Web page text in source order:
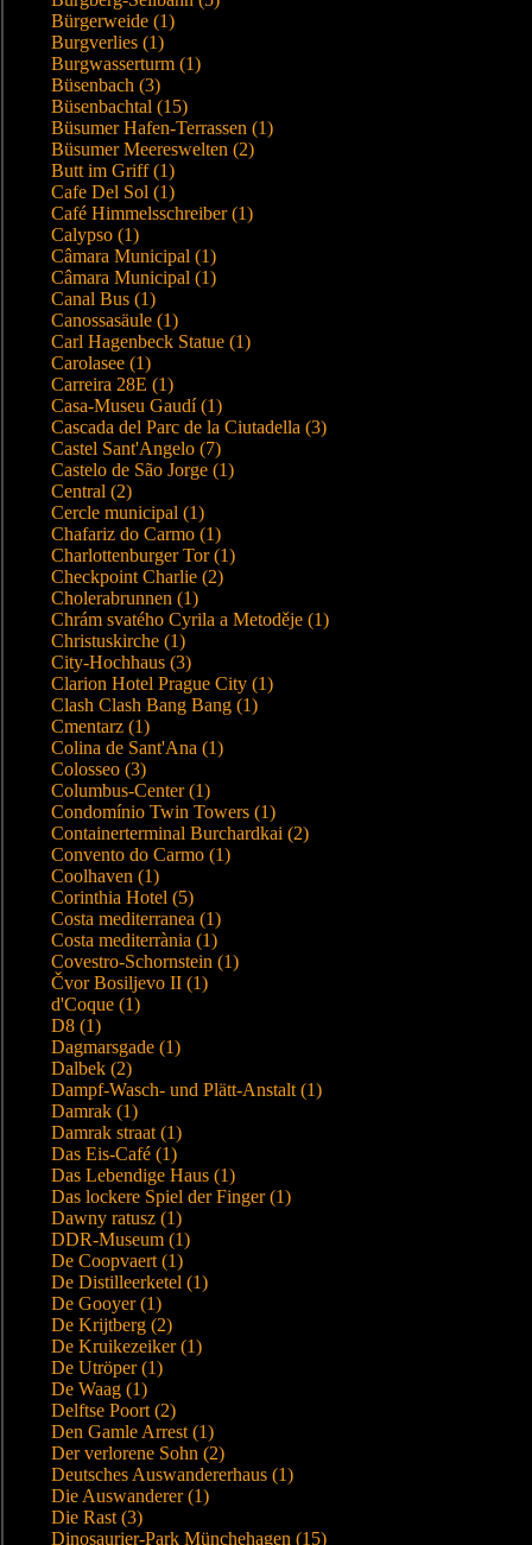
Bürgerweide (1)
Burgverlies (1)
Burgwasserturm (1)
Büsenbach (3)
Büsenbachtal (15)
Büsumer Hafen-Terrassen (1)
Büsumer Meereswelten (2)
Butt im Griff (1)
Cafe Del Sol (1)
Café Himmelsschreiber (1)
Calypso (1)
Câmara Municipal (1)
Câmara Municipal (1)
Canal Bus (1)
Canossasäule (1)
Carl Hagenbeck Statue (1)
Carolasee (1)
Carreira 28E (1)
Casa-Museu Gaudí (1)
Cascada del Parc de la Ciutadella (3)
Castel Sant'Angelo (7)
Castelo de São Jorge (1)
Central (2)
Cercle municipal (1)
Chafariz do Carmo (1)
Charlottenburger Tor (1)
Checkpoint Charlie (2)
Cholerabrunnen (1)
Chrám svatého Cyrila a Metoděje (1)
Christuskirche (1)
City-Hochhaus (3)
Clarion Hotel Prague City (1)
Clash Clash Bang Bang (1)
Cmentarz (1)
Colina de Sant'Ana (1)
Colosseo (3)
Columbus-Center (1)
Condomínio Twin Towers (1)
Containerterminal Burchardkai (2)
Convento do Carmo (1)
Coolhaven (1)
Corinthia Hotel (5)
Costa mediterranea (1)
Costa mediterrània (1)
Covestro-Schornstein (1)
Čvor Bosiljevo II (1)
d'Coque (1)
D8 (1)
Dagmarsgade (1)
Dalbek (2)
Dampf-Wasch- und Plätt-Anstalt (1)
Damrak (1)
Damrak straat (1)
Das Eis-Café (1)
Das Lebendige Haus (1)
Das lockere Spiel der Finger (1)
Dawny ratusz (1)
DDR-Museum (1)
De Coopvaert (1)
De Distilleerketel (1)
De Gooyer (1)
De Krijtberg (2)
De Kruikezeiker (1)
De Utröper (1)
De Waag (1)
Delftse Poort (2)
Den Gamle Arrest (1)
Der verlorene Sohn (2)
Deutsches Auswandererhaus (1)
Die Auswanderer (1)
Die Rast (3)
Dinosaurier-Park Münchehagen (15)